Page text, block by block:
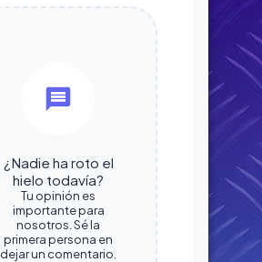
¿Nadie ha roto el
hielo todavía?
Tu opinión es
importante para
nosotros. Sé la
primera persona en
dejar un comentario.